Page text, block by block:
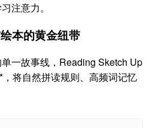
注意力。
本的黄金纽带
一故事线，Reading Sketch Up
，将自然拼读规则、高频词记忆